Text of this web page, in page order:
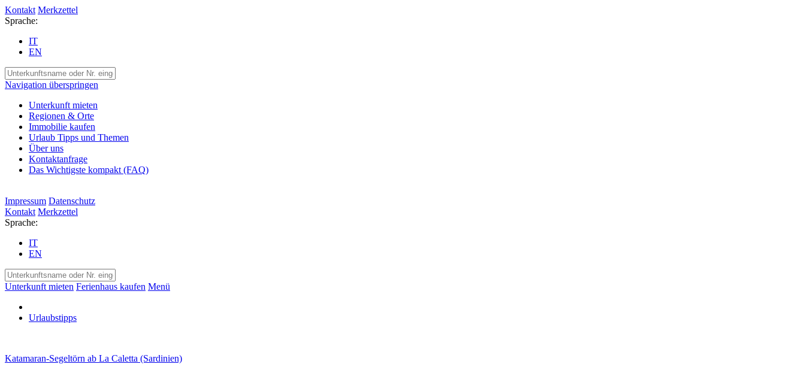
Kontakt Merkzettel
Sprache:
IT
EN
Navigation überspringen
Unterkunft mieten
Regionen & Orte
Immobilie kaufen
Urlaub Tipps und Themen
Über uns
Kontaktanfrage
Das Wichtigste kompakt (FAQ)
Impressum Datenschutz
Kontakt Merkzettel
Sprache:
IT
EN
Unterkunft mieten Ferienhaus kaufen Menü
Urlaubstipps
Katamaran-Segeltörn ab La Caletta (Sardinien)